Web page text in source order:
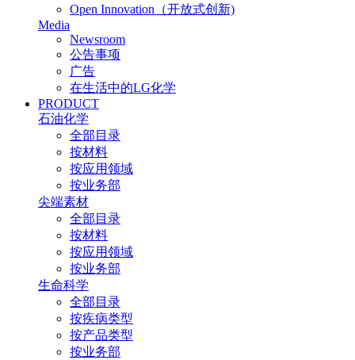
Open Innovation（开放式创新)
Media
Newsroom
公告事项
广告
在生活中的LG化学
PRODUCT
石油化学
全部目录
按材料
按应用领域
按业务部
尖端素材
全部目录
按材料
按应用领域
按业务部
生命科学
全部目录
按疾病类型
按产品类型
按业务部